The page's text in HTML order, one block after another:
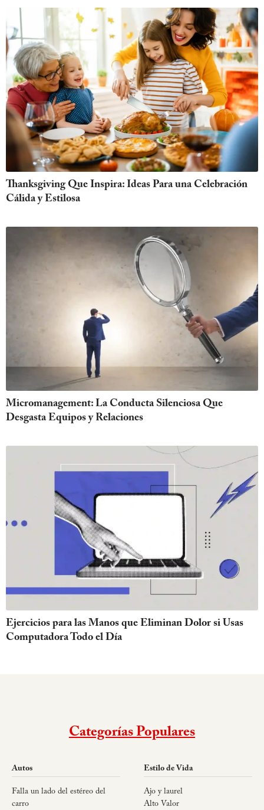
Thanksgiving Que Inspira: Ideas Para una Celebración
Cálida y Estilosa
Micromanagement: La Conducta Silenciosa Que
Desgasta Equipos y Relaciones
Ejercicios para las Manos que Eliminan Dolor si Usas
Computadora Todo el Día
Categorías Populares
Autos
Falla un lado del estéreo del
carro
Estilo de Vida
Ajo y laurel
Alto Valor